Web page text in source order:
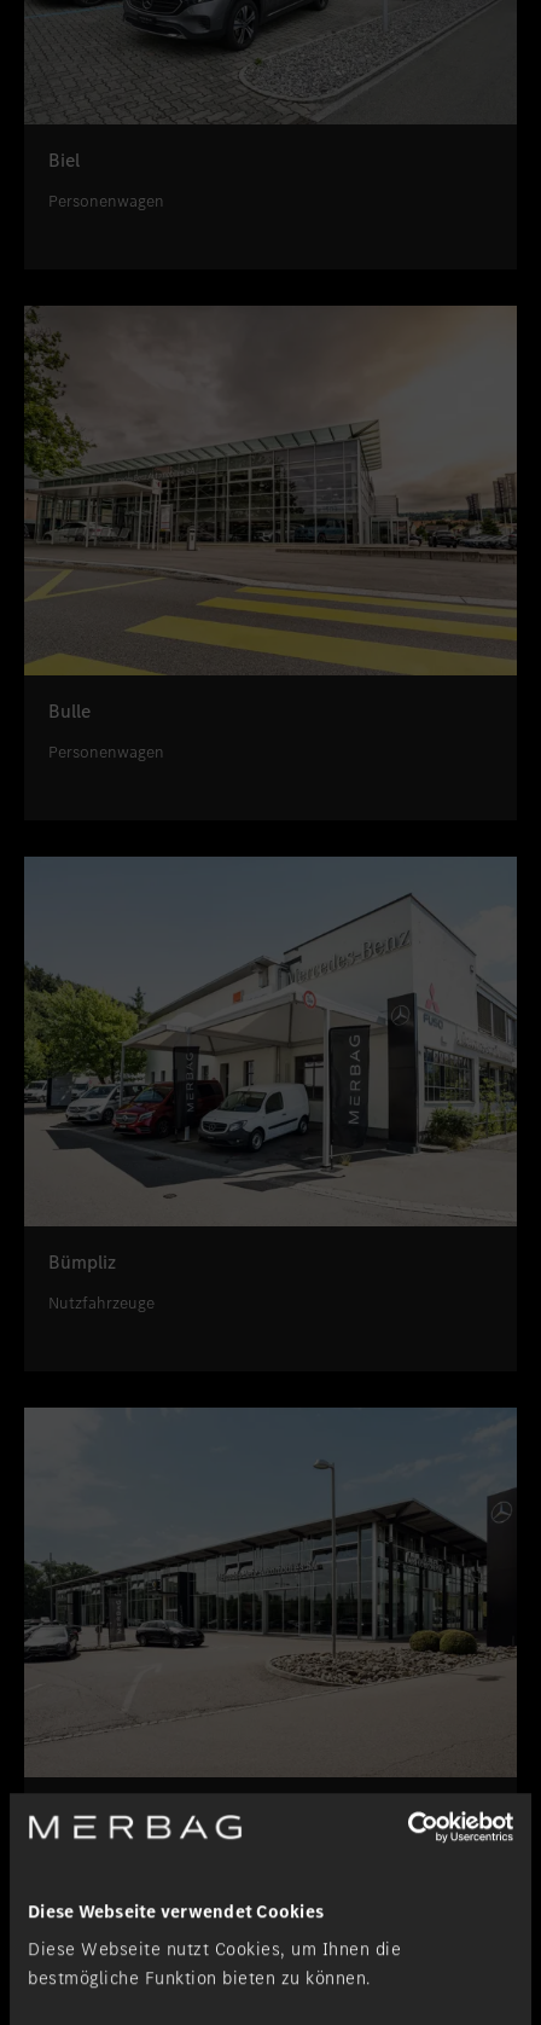
Diese Webseite verwendet Cookies
Diese Webseite nutzt Cookies, um Ihnen die
bestmögliche Funktion bieten zu können.
Biel
Personenwagen
Bulle
Personenwagen
Bümpliz
Nutzfahrzeuge
Granges-Paccot